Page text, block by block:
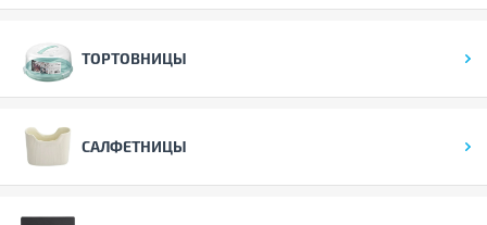
ТОРТОВНИЦЫ
САЛФЕТНИЦЫ